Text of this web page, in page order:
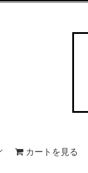
カートを見る